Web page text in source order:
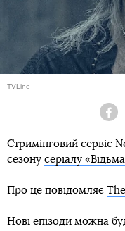
TVLine
Стримінговий сервіс
сезону серіалу
Про це повідомляє
Нові епізоди можна